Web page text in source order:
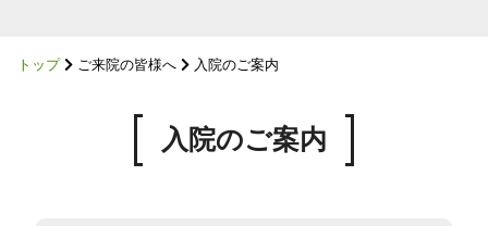
トップ ご来院の皆様へ 入院のご案内
入院のご案内